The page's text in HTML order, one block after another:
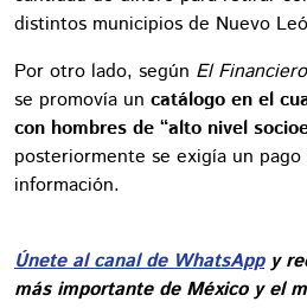
distintos municipios de Nuevo
Por otro lado, según El Financiero
se promovía un catálogo en el
con hombres de “alto nivel
posteriormente se exigía un
información.
Únete al canal de WhatsAppy
más importante de México y el